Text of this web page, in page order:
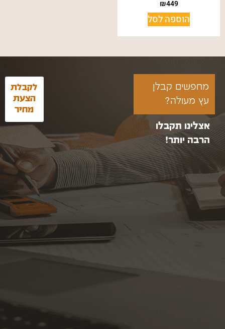
₪449
הוספה לסל
מחפשים קבלן
עץ מעולה?
אצלינו תקבלו
הרבה יותר!
לקבלת
הצעת
מחיר